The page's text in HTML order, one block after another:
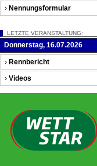
› Nennungsformular
LETZTE VERANSTALTUNG:
Donnerstag, 16.07.2026
› Rennbericht
› Videos